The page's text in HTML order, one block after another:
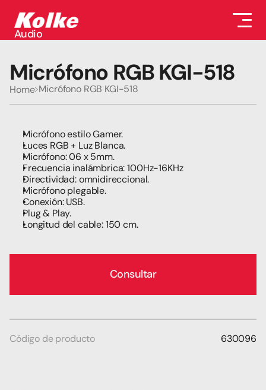
Audio
Auriculares
Conectividad
Gaming
Seguridad
Televisores
Tabletas
Micrófono RGB KGI-518
Home Micrófono RGB KGI-518
Micrófono estilo Gamer.
Luces RGB + Luz Blanca.
Micrófono: 06 x 5mm.
Frecuencia inalámbrica: 100Hz-16KHz
Directividad: omnidireccional.
Micrófono plegable.
Conexión: USB.
Plug & Play.
Longitud del cable: 150 cm.
Consultar
Código de producto 630096